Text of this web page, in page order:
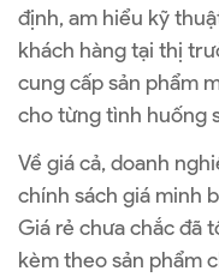
định, am hiểu kỹ
khách hàng tại thị
cung cấp sản phẩm
cho từng tình huống
Về giá cả, doanh
chính sách giá minh
Giá rẻ chưa chắc đã
kèm theo sản phẩm